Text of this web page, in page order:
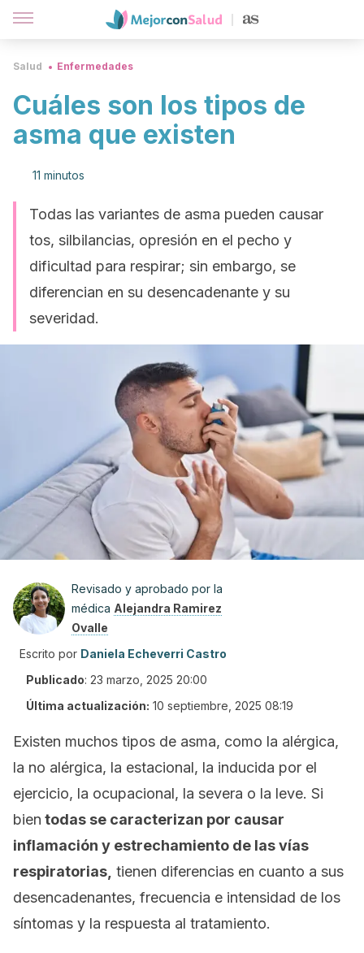
Salud Enfermedades
Cuáles son los tipos de
asma que existen
11 minutos
Todas las variantes de asma pueden causar
tos, silbilancias, opresión en el pecho y
dificultad para respirar; sin embargo, se
diferencian en su desencadenante y su
severidad.
Revisado y aprobado por la
médica Alejandra Ramirez
Ovalle
Escrito por Daniela Echeverri Castro
Publicado: 23 marzo, 2025 20:00
Última actualización: 10 septiembre, 2025 08:19
Existen muchos tipos de asma, como la alérgica,
la no alérgica, la estacional, la inducida por el
ejercicio, la ocupacional, la severa o la leve. Si
bien todas se caracterizan por causar
inflamación y estrechamiento de las vías
respiratorias, tienen diferencias en cuanto a sus
desencadenantes, frecuencia e intensidad de los
síntomas y la respuesta al tratamiento.